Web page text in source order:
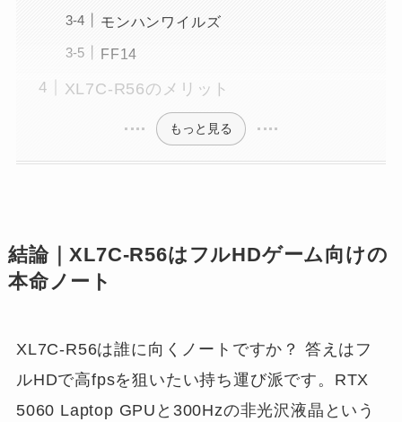
モンハンワイルズ
FF14
XL7C-R56のメリット
もっと見る
結論｜XL7C-R56はフルHDゲーム向けの
本命ノート
XL7C-R56は誰に向くノートですか？ 答えはフ
ルHDで高fpsを狙いたい持ち運び派です。RTX
5060 Laptop GPUと300Hzの非光沢液晶という